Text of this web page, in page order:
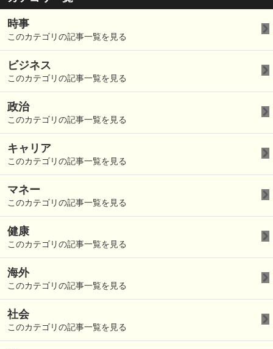
時事
このカテゴリの記事一覧を見る
ビジネス
このカテゴリの記事一覧を見る
政治
このカテゴリの記事一覧を見る
キャリア
このカテゴリの記事一覧を見る
マネー
このカテゴリの記事一覧を見る
健康
このカテゴリの記事一覧を見る
海外
このカテゴリの記事一覧を見る
社会
このカテゴリの記事一覧を見る